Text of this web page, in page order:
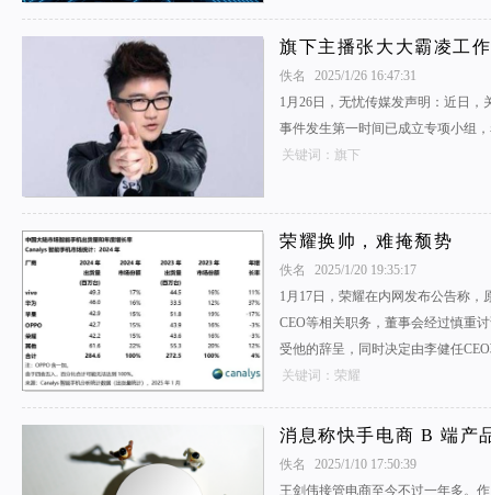
旗下主播张大大霸凌工
佚名
2025/1/26 16:47:31
1月26日，无忧传媒发声明：近日，
事件发生第一时间已成立专项小组
关键词：旗下
荣耀换帅，难掩颓势
佚名
2025/1/20 19:35:17
1月17日，荣耀在内网发布公告称
CEO等相关职务，董事会经过慎重
受他的辞呈，同时决定由李健任
关键词：荣耀
消息称快手电商 B 端产
佚名
2025/1/10 17:50:39
王剑伟接管电商至今不过一年多。